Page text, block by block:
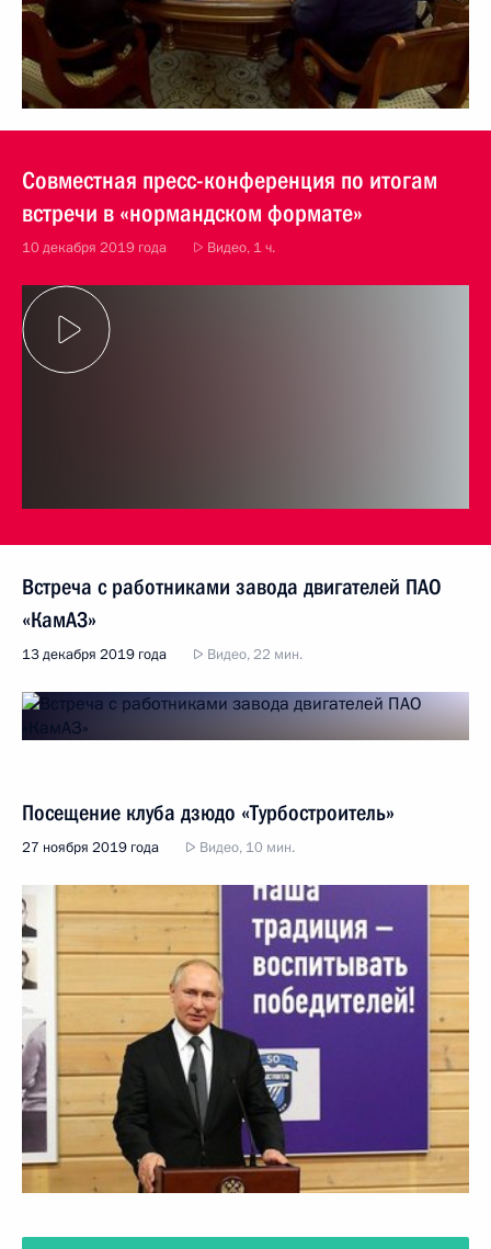
Совместная пресс-конференция по итогам
встречи в «нормандском формате»
10 декабря 2019 года Видео, 1 ч.
Встреча с работниками завода двигателей ПАО
«КамАЗ»
13 декабря 2019 года Видео, 22 мин.
Посещение клуба дзюдо «Турбостроитель»
27 ноября 2019 года Видео, 10 мин.